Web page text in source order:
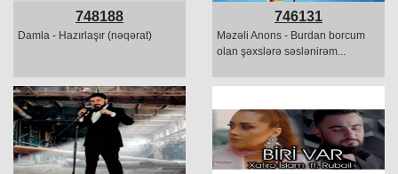
748188
Damla - Hazırlaşır (nəqərat)
746131
Məzəli Anons - Burdan borcum
olan şəxslərə səslənirəm...